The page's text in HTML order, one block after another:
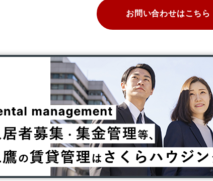
お問い合わせはこちら